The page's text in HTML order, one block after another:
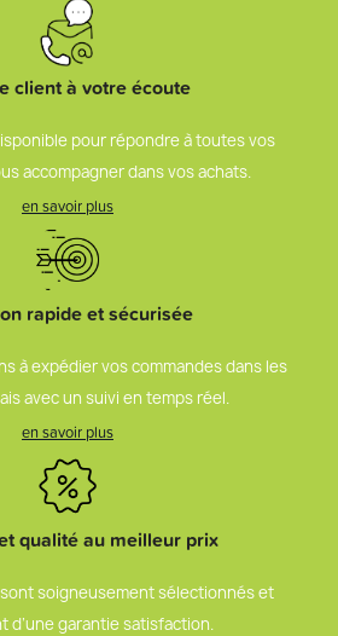
client à votre écoute
pour répondre à toutes vos
accompagner dans vos achats.
en savoir plus
rapide et sécurisée
à expédier vos commandes dans les
avec un suivi en temps réel.
en savoir plus
qualité au meilleur prix
soigneusement sélectionnés et
d’une garantie satisfaction.